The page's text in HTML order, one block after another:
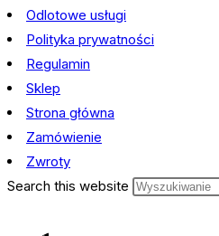
Odlotowe usługi
Polityka prywatności
Regulamin
Sklep
Strona główna
Zamówienie
Zwroty
Search this website